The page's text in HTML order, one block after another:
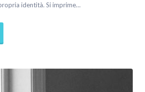
identità. Si imprime…